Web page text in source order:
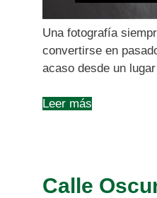
Una fotografía
convertirse en
acaso desde un
Leer más
Calle